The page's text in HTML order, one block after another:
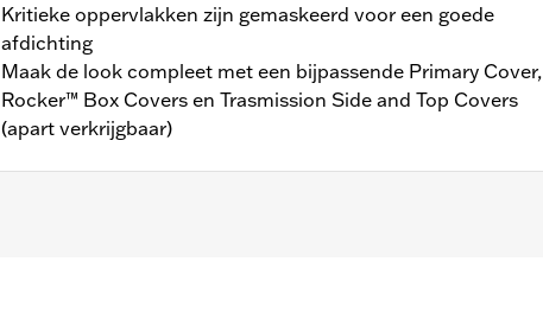
Kritieke oppervlakken zijn gemaskeerd voor een goede
afdichting
Maak de look compleet met een bijpassende Primary Cover,
Rocker™ Box Covers en Trasmission Side and Top Covers
(apart verkrijgbaar)